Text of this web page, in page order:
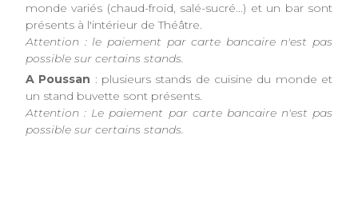
monde variés (chaud-froid, salé-sucré...) et un bar sont
présents à l'intérieur de Théâtre.
Attention : le paiement par carte bancaire n'est pas
possible sur certains stands.
A Poussan : plusieurs stands de cuisine du monde et
un stand buvette sont présents.
Attention : Le paiement par carte bancaire n'est pas
possible sur certains stands.